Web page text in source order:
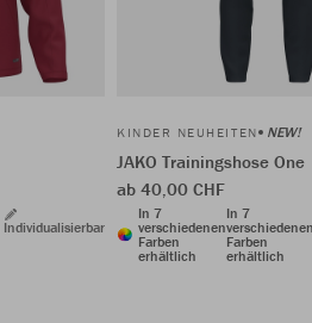
Individualisierbar
KINDER NEUHEITEN NEW!
JAKO Trainingshose One
ab 40,00 CHF
In 7
verschiedenen
Farben
erhältlich
In 7
Farben
erhältlich